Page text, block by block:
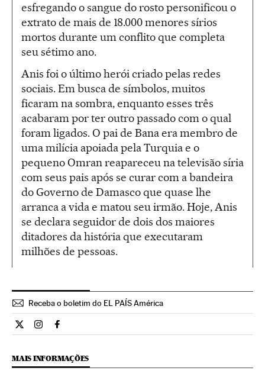
esfregando o sangue do rosto personificou o
extrato de mais de 18.000 menores sírios
mortos durante um conflito que completa
seu sétimo ano.
Anis foi o último herói criado pelas redes
sociais. Em busca de símbolos, muitos
ficaram na sombra, enquanto esses três
acabaram por ter outro passado com o qual
foram ligados. O pai de Bana era membro de
uma milícia apoiada pela Turquia e o
pequeno Omran reapareceu na televisão síria
com seus pais após se curar com a bandeira
do Governo de Damasco que quase lhe
arranca a vida e matou seu irmão. Hoje, Anis
se declara seguidor de dois dos maiores
ditadores da história que executaram
milhões de pessoas.
Receba o boletim do EL PAÍS América
Internacional El País Brasil en Twitter
Internacional El País Brasil en Instagram
Internacional El País Brasil en Facebook
MAIS INFORMAÇÕES